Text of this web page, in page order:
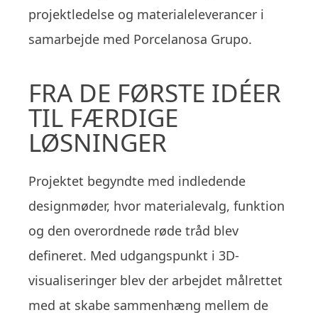
projektledelse og materialeleverancer i
samarbejde med Porcelanosa Grupo.
FRA DE FØRSTE IDÉER
TIL FÆRDIGE
LØSNINGER
Projektet begyndte med indledende
designmøder, hvor materialevalg, funktion
og den overordnede røde tråd blev
defineret. Med udgangspunkt i 3D-
visualiseringer blev der arbejdet målrettet
med at skabe sammenhæng mellem de